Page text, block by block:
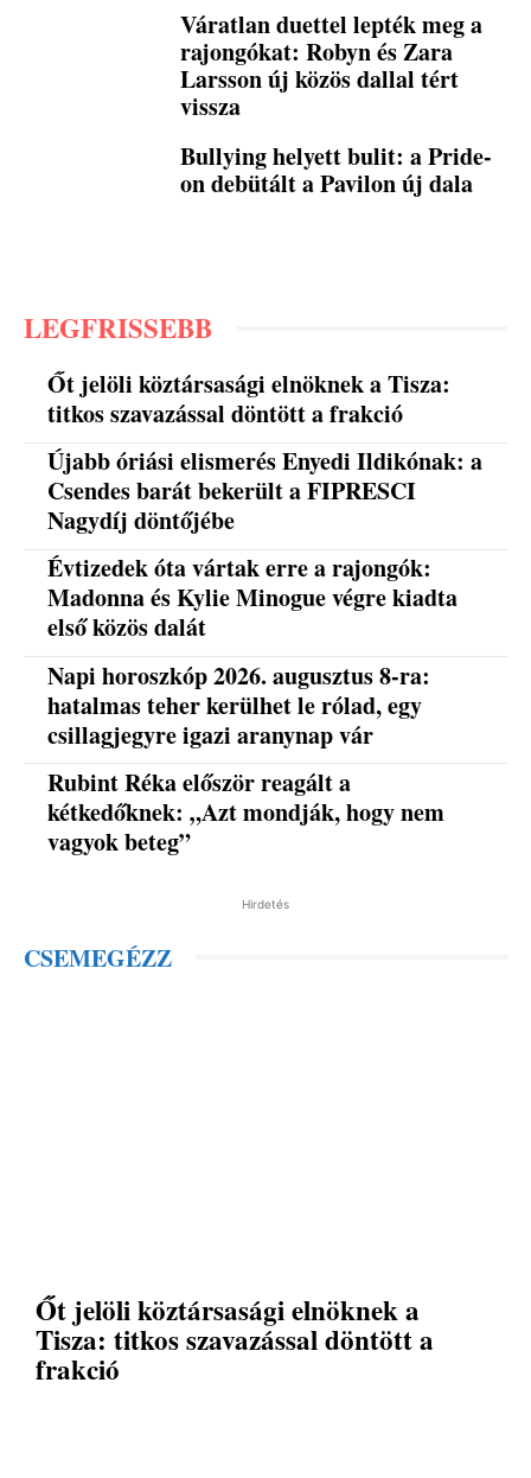
Váratlan duettel lepték meg a
rajongókat: Robyn és Zara
Larsson új közös dallal tért
vissza
Bullying helyett bulit: a Pride-
on debütált a Pavilon új dala
LEGFRISSEBB
Őt jelöli köztársasági elnöknek a Tisza:
titkos szavazással döntött a frakció
Újabb óriási elismerés Enyedi Ildikónak: a
Csendes barát bekerült a FIPRESCI
Nagydíj döntőjébe
Évtizedek óta vártak erre a rajongók:
Madonna és Kylie Minogue végre kiadta
első közös dalát
Napi horoszkóp 2026. augusztus 8-ra:
hatalmas teher kerülhet le rólad, egy
csillagjegyre igazi aranynap vár
Rubint Réka először reagált a
kétkedőknek: „Azt mondják, hogy nem
vagyok beteg”
Hirdetés
CSEMEGÉZZ
Őt jelöli köztársasági elnöknek a
Tisza: titkos szavazással döntött a
frakció